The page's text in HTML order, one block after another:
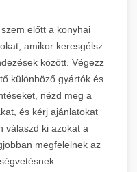
előtt a konyhai
amikor keresgélsz
között. Végezz
különböző gyártók és
nézd meg a
és kérj ajánlatokat
válaszd ki azokat a
megfelelnek az